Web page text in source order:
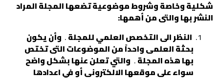
شكلية وخاصة وشروط موضوعية تضعها المجلة المراد
النشر بها والتى من أهمها:
النظر الى التخصص العلمي للمجلة. وأن يكون
بحثة العلمى واحداً من الموضوعات التى تختص
بها هذه المجلة. والتي تعلن عنها بشكل واضح
سواء على موقعها الالكترونى أو في اعدادها